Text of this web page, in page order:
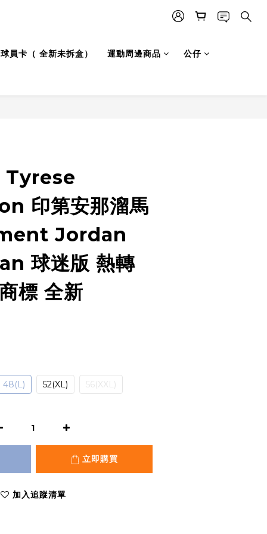
卡（ 全新未拆盒） 運動周邊商品 公仔
Tyrese
印第安那溜馬
Jordan
球迷版 熱轉
標 全新
48(L) 52(XL) 56(XXL)
立即購買
加入追蹤清單